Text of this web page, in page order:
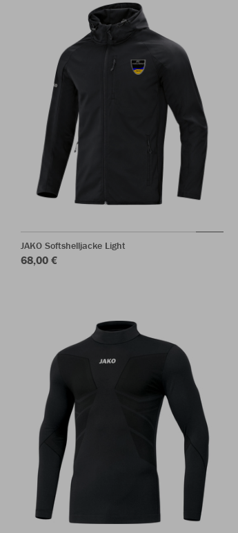
JAKO Softshelljacke Light
68,00 €